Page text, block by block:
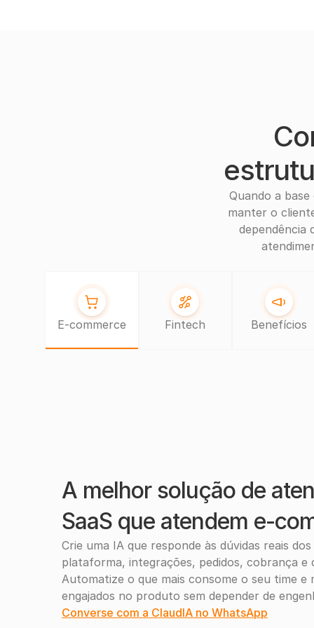
Quando a
manter o
dependência
E-commerce Fintech Benefícios
A melhor solução de
SaaS que atendem e-
Crie uma IA que responde às dúvidas reais
plataforma, integrações, pedidos,
Automatize o que mais consome o seu time e
engajados no produto sem depender de
Converse com a ClaudIA no WhatsApp